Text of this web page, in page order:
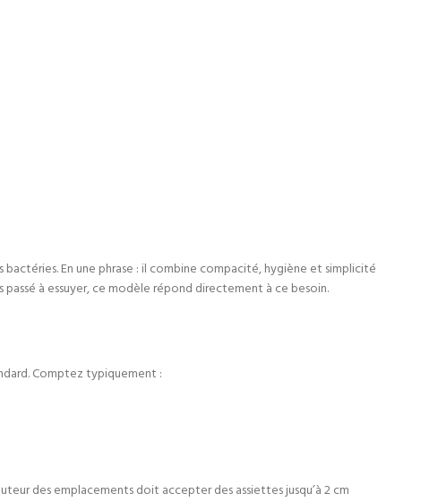
En une phrase : il combine compacité, hygiène et simplicité
à essuyer, ce modèle répond directement à ce besoin.
Comptez typiquement :
des emplacements doit accepter des assiettes jusqu’à 2 cm